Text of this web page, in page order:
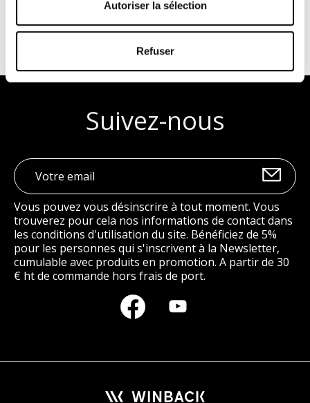
Autoriser la sélection
Refuser
chèque et plus
Suivez-nous
Vous pouvez vous désinscrire à tout moment. Vous
trouverez pour cela nos informations de contact dans
les conditions d'utilisation du site. Bénéficiez de 5%
pour les personnes qui s'inscrivent à la Newsletter,
cumulable avec produits en promotion. A partir de 30
€ ht de commande hors frais de port.